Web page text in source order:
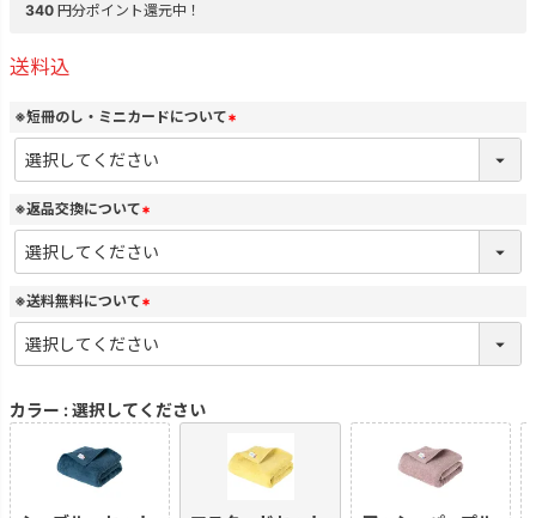
340 円分ポイント還元中！
送料込
※短冊のし・ミニカードについて
(
須
※返品交換について
(
必
須
)
※送料無料について
(
必
須
カラー 選択してください